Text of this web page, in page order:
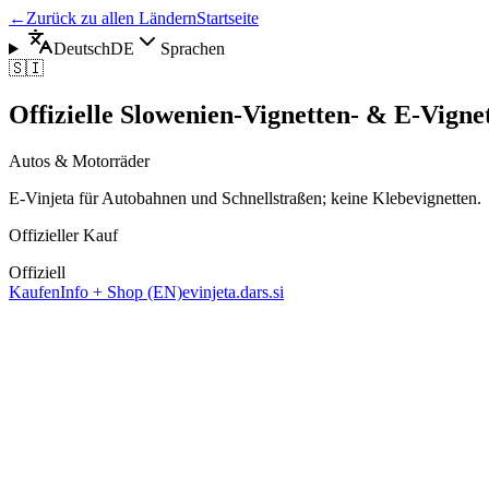
← Zurück zu allen LändernStartseite
DeutschDE
Sprachen
🇸🇮
Offizielle Slowenien-Vignetten- & E-
Autos & Motorräder
E-Vinjeta für Autobahnen und Schnellstraßen; keine Klebevignetten.
Offizieller Kauf
Offiziell
KaufenInfo + Shop (EN)evinjeta.dars.si